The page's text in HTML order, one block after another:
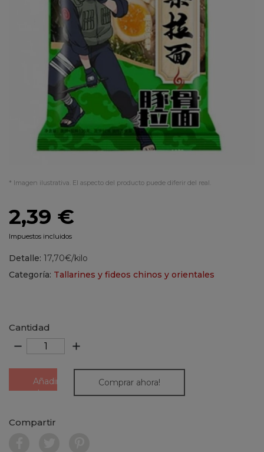
* Imagen ilustrativa. El aspecto del producto puede diferir del real.
2,39 €
Impuestos incluidos
Detalle: 17,70€/kilo
Categoría: Tallarines y fideos chinos y orientales
Cantidad
remove add
Añadir
al
Comprar ahora!
Compartir